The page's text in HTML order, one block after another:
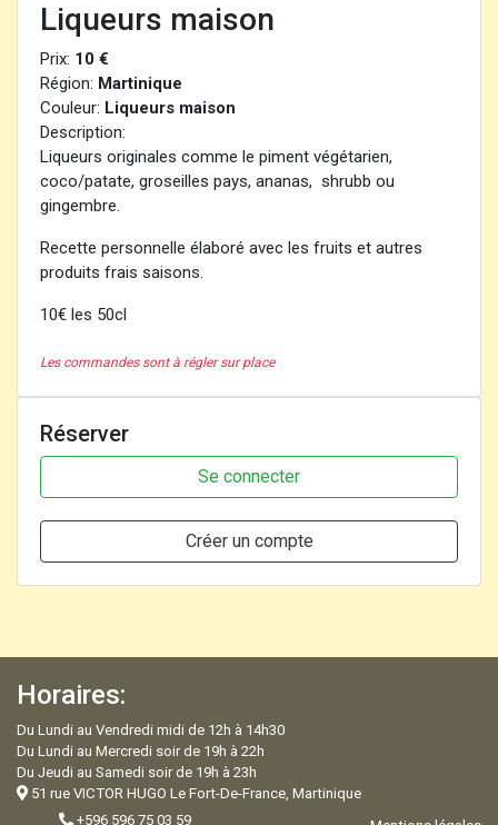
Liqueurs maison
Prix: 10 €
Région: Martinique
Couleur: Liqueurs maison
Description:
Liqueurs originales comme le piment végétarien,
coco/patate, groseilles pays, ananas, shrubb ou
gingembre.
Recette personnelle élaboré avec les fruits et autres
produits frais saisons.
10€ les 50cl
Les commandes sont à régler sur place
Réserver
Se connecter
Créer un compte
Horaires:
Du Lundi au Vendredi midi de 12h à 14h30
Du Lundi au Mercredi soir de 19h à 22h
Du Jeudi au Samedi soir de 19h à 23h
51 rue VICTOR HUGO Le Fort-De-France, Martinique
+596 596 75 03 59